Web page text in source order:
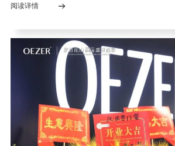
阅读详情